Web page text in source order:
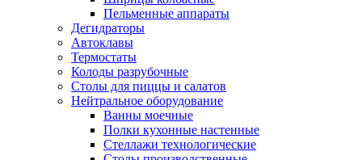
Пельменные аппараты
Дегидраторы
Автоклавы
Термостаты
Колоды разрубочные
Столы для пиццы и салатов
Нейтральное оборудование
Ванны моечные
Полки кухонные настенные
Стеллажи технологические